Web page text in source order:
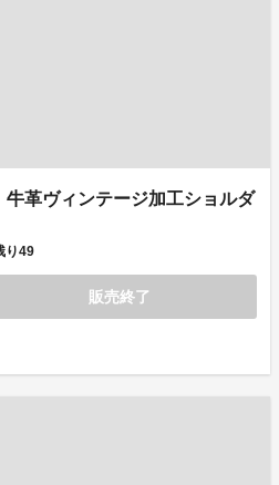
牛革ヴィンテージ加工ショルダ
り49
販売終了